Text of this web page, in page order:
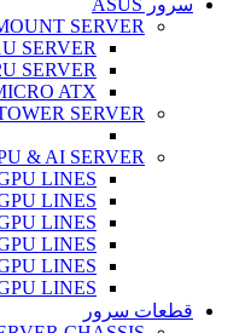
سرور ASUS
SERVER
SERVER
SERVER
ATX
SERVER
& AI SERVER
LINES
LINES
LINES
LINES
LINES
LINES
قطعات سرور